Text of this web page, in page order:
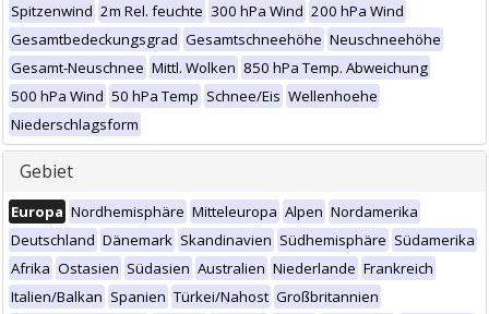
Spitzenwind 2m Rel. feuchte 300 hPa Wind 200 hPa Wind
Gesamtbedeckungsgrad Gesamtschneehöhe Neuschneehöhe
Gesamt-Neuschnee Mittl. Wolken 850 hPa Temp. Abweichung
500 hPa Wind 50 hPa Temp Schnee/Eis Wellenhoehe
Niederschlagsform
Gebiet
Europa Nordhemisphäre Mitteleuropa Alpen Nordamerika
Deutschland Dänemark Skandinavien Südhemisphäre Südamerika
Afrika Ostasien Südasien Australien Niederlande Frankreich
Italien/Balkan Spanien Türkei/Nahost Großbritannien